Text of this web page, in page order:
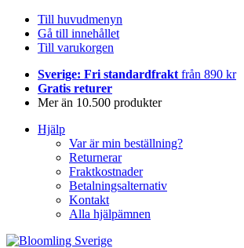
Till huvudmenyn
Gå till innehållet
Till varukorgen
Sverige: Fri standardfrakt från 890 kr
Gratis returer
Mer än 10.500 produkter
Hjälp
Var är min beställning?
Returnerar
Fraktkostnader
Betalningsalternativ
Kontakt
Alla hjälpämnen